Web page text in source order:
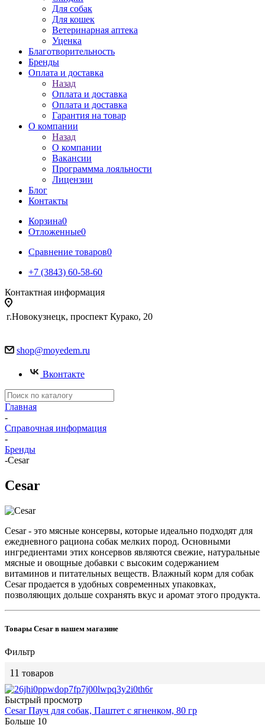
Для собак
Для кошек
Ветеринарная аптека
Уценка
Благотворительность
Бренды
Оплата и доставка
Назад
Оплата и доставка
Оплата и доставка
Гарантия на товар
О компании
Назад
О компании
Вакансии
Программма лояльности
Лицензии
Блог
Контакты
Корзина0
Отложенные0
Сравнение товаров0
+7 (3843) 60-58-60
Контактная информация
г.Новокузнецк, проспект Курако, 20
shop@moyedem.ru
Вконтакте
Главная
-
Справочная информация
-
Бренды
-Cesar
Cesar
Cesar - это мясные консервы, которые идеально подходят для
ежедневного рациона собак мелких пород. Основными
ингредиентами этих консервов являются свежие, натуральные
мясные и овощные добавки с высоким содержанием
витаминов и питательных веществ. Влажный корм для собак
Cesar продается в удобных современных упаковках,
позволяющих дольше сохранять вкус и аромат этого продукта.
Товары Cesar в нашем магазине
Фильтр
11 товаров
Быстрый просмотр
Cesar Пауч для собак, Паштет с ягненком, 80 гр
Больше 10